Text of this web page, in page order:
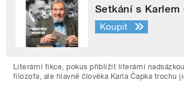
Setkání s Karlem
Koupit
Literární fikce, pokus přiblížit literární
filozofa, ale hlavně člověka Karla Čapka trochu